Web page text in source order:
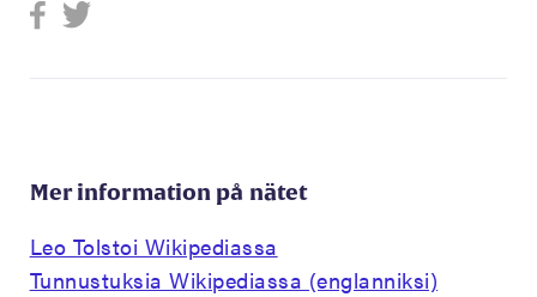
Mer information på nätet
Leo Tolstoi Wikipediassa
Tunnustuksia Wikipediassa (englanniksi)